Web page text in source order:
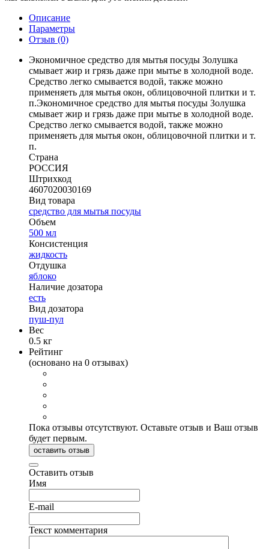
Описание
Параметры
Отзыв (0)
Экономичное средство для мытья посуды Золушка
смывает жир и грязь даже при мытье в холодной воде.
Средство легко смывается водой, также можно
применяеть для мытья окон, облицовочной плитки и т.
п.Экономичное средство для мытья посуды Золушка
смывает жир и грязь даже при мытье в холодной воде.
Средство легко смывается водой, также можно
применяеть для мытья окон, облицовочной плитки и т.
п.
Страна
РОССИЯ
Штрихкод
4607020030169
Вид товара
средство для мытья посуды
Объем
500 мл
Консистенция
жидкость
Отдушка
яблоко
Наличие дозатора
есть
Вид дозатора
пуш-пул
Вес
0.5 кг
Рейтинг
(основано на 0 отзывах)
Пока отзывы отсутствуют. Оставьте отзыв и Ваш отзыв
будет первым.
оставить отзыв
Оставить отзыв
Имя
E-mail
Текст комментария